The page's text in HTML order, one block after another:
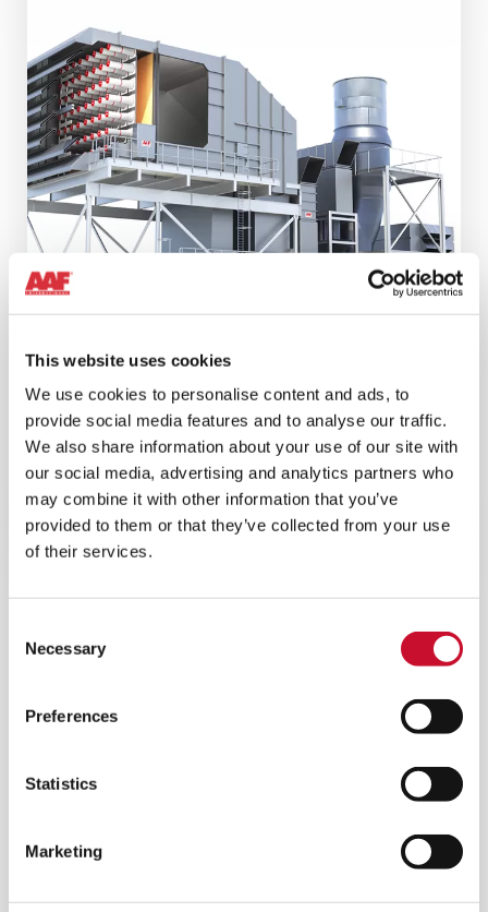
This website uses cookies
We use cookies to personalise content and ads, to
provide social media features and to analyse our traffic.
We also share information about your use of our site with
our social media, advertising and analytics partners who
may combine it with other information that you’ve
provided to them or that they’ve collected from your use
of their services.
Selection
Necessary
Preferences
Statistics
Marketing
PATRONENFILTRATIONSSYSTEM
Patronenbasierte Luftfilterlösungen für
Gasturbinen und Kompressoren, die für eine
Vielzahl von Umgebungen geeignet sind.